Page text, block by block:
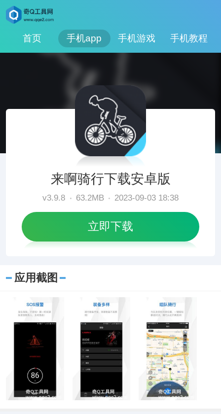
首页 手机app 手机游戏 手机教程
来啊骑行下载安卓版
v3.9.8 63.2MB 2023-09-03 18:38
立即下载
应用截图